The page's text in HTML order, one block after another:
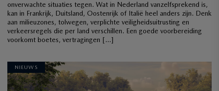
onverwachte situaties tegen. Wat in Nederland vanzelfsprekend is,
kan in Frankrijk, Duitsland, Oostenrijk of Italië heel anders zijn. Denk
aan milieuzones, tolwegen, verplichte veiligheidsuitrusting en
verkeersregels die per land verschillen. Een goede voorbereiding
voorkomt boetes, vertragingen […]
NIEUWS